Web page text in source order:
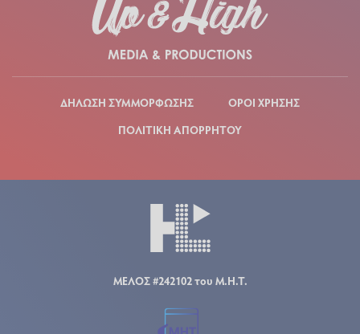
ΔΗΛΩΣΗ ΣΥΜΜΟΡΦΩΣΗΣ
ΟΡΟΙ ΧΡΗΣΗΣ
ΠΟΛΙΤΙΚΗ ΑΠΟΡΡΗΤΟΥ
ΜΕΛΟΣ #242102 του Μ.Η.Τ.